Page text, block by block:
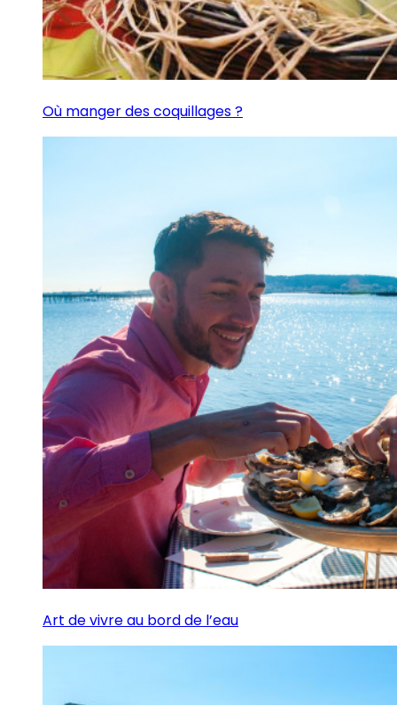
Où manger des coquillages ?
Art de vivre au bord de l’eau